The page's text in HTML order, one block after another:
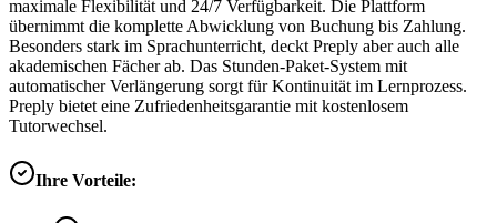
maximale Flexibilität und 24/7 Verfügbarkeit. Die Plattform
übernimmt die komplette Abwicklung von Buchung bis Zahlung.
Besonders stark im Sprachunterricht, deckt Preply aber auch alle
akademischen Fächer ab. Das Stunden-Paket-System mit
automatischer Verlängerung sorgt für Kontinuität im Lernprozess.
Preply bietet eine Zufriedenheitsgarantie mit kostenlosem
Tutorwechsel.
Ihre Vorteile: